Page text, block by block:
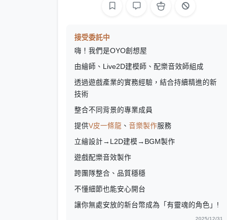
接受委託中
嗨！我們是OYO創想屋
由繪師、Live2D建模師、配樂音效師組成
透過遊戲產業的實務經驗，結合持續精進的新
技術
整合不同背景的專業成員
提供V皮一條龍 、 音樂製作服務
立繪設計→L2D建模→BGM製作
遊戲配樂音效製作
跨團隊整合、品質穩穩
不懂細節也能安心開台
讓你無處安放的新台幣成為「有靈魂的角色」!
2025/12/31